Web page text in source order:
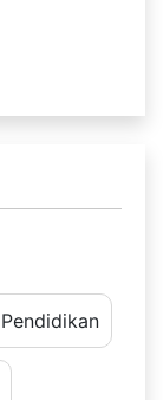
Pendidikan